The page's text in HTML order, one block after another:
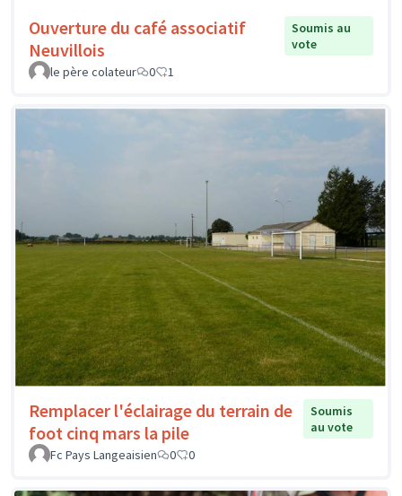
Ouverture du café associatif
Neuvillois
Soumis au
vote
le père colateur
0 1
Remplacer l'éclairage du terrain de
foot cinq mars la pile
Soumis
au vote
Fc Pays Langeaisien
0 0